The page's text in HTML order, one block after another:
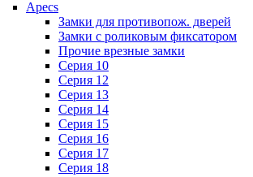
Apecs
Замки для противопож. дверей
Замки с роликовым фиксатором
Прочие врезные замки
Серия 10
Серия 12
Серия 13
Серия 14
Серия 15
Серия 16
Серия 17
Серия 18